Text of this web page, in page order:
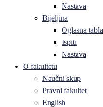
Nastava
Bijeljina
Oglasna tabla
Ispiti
Nastava
O fakultetu
Naučni skup
Pravni fakultet
English